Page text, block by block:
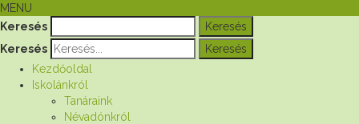
MENU
Keresés
Keresés
Kezdőoldal
Iskolánkról
Tanáraink
Névadónkról